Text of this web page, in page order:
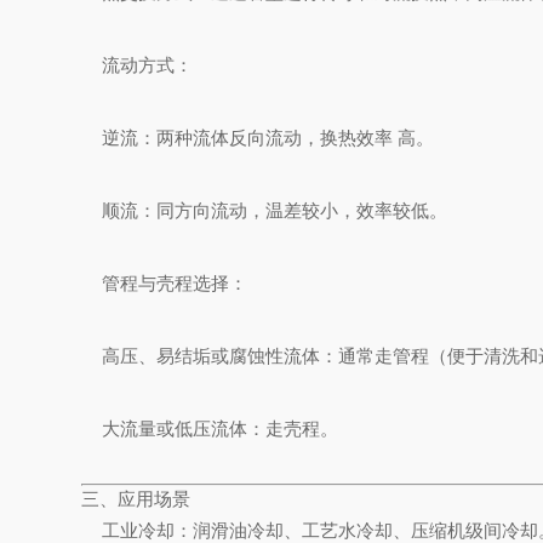
流动方式：
逆流：两种流体反向流动，换热效率 高。
顺流：同方向流动，温差较小，效率较低。
管程与壳程选择：
高压、易结垢或腐蚀性流体：通常走管程（便于清洗和
大流量或低压流体：走壳程。
三、应用场景
工业冷却：润滑油冷却、工艺水冷却、压缩机级间冷却